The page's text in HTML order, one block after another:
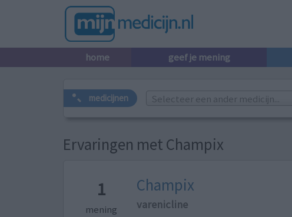
home geef je mening
medicijnen Selecteer een ander medicijn...
Ervaringen met Champix
1
mening
Champix
varenicline